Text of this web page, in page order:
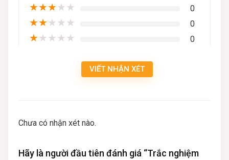
★★★★★ 0
★★★★★ 0
★★★★★ 0
VIẾT NHẬN XÉT
Chưa có nhận xét nào.
Hãy là người đầu tiên đánh giá “Trắc nghiệm